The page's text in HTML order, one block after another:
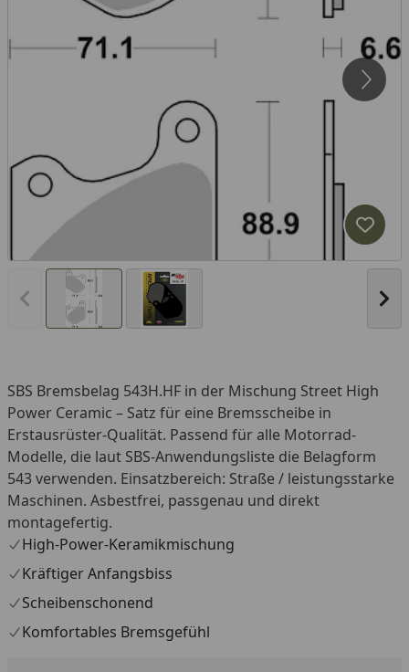
Vorheriges Bild anzeigen
SBS Bremsbelag 543H.HF in der Mischung Street High
Power Ceramic – Satz für eine Bremsscheibe in
Erstausrüster-Qualität. Passend für alle Motorrad-
Modelle, die laut SBS-Anwendungsliste die Belagform
543 verwenden. Einsatzbereich: Straße / leistungsstarke
Maschinen. Asbestfrei, passgenau und direkt
montagefertig.
High-Power-Keramikmischung
Kräftiger Anfangsbiss
Scheibenschonend
Komfortables Bremsgefühl